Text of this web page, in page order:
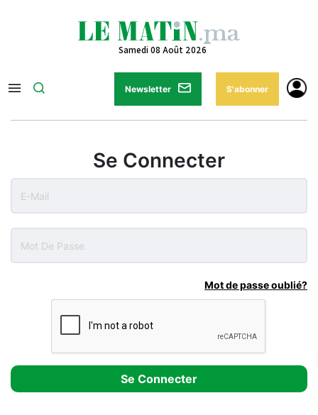
Samedi 08 Août 2026
Newsletter S'abonner
Se Connecter
Mot de passe oublié?